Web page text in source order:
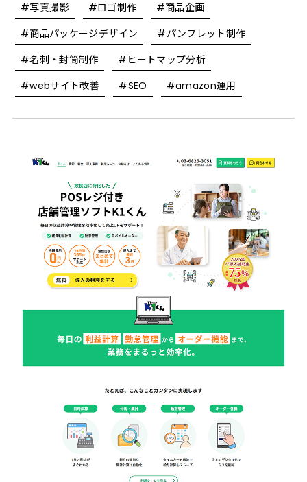
#写真撮影
#ロゴ制作
#商品企画
#商品パッケージデザイン
#パンフレット制作
#名刺・封筒制作
#ヒートマップ分析
#webサイト改善
#SEO #amazon運用